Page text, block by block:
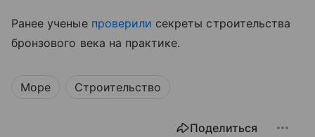
Ранее ученые проверили секреты строительства
бронзового века на практике.
Море Строительство
Поделиться